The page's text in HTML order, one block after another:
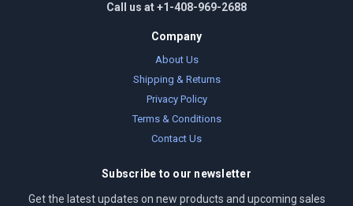
Call us at +1-408-969-2688
Company
About Us
Shipping & Returns
Privacy Policy
Terms & Conditions
Contact Us
Subscribe to our newsletter
Get the latest updates on new products and upcoming sales